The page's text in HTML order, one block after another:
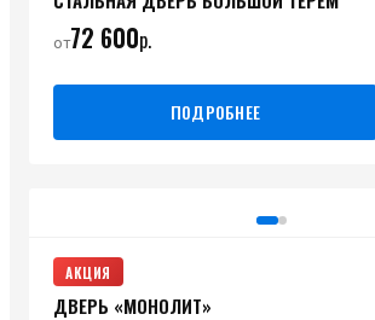
от72 600р.
ПОДРОБНЕЕ
АКЦИЯ
ДВЕРЬ «МОНОЛИТ»